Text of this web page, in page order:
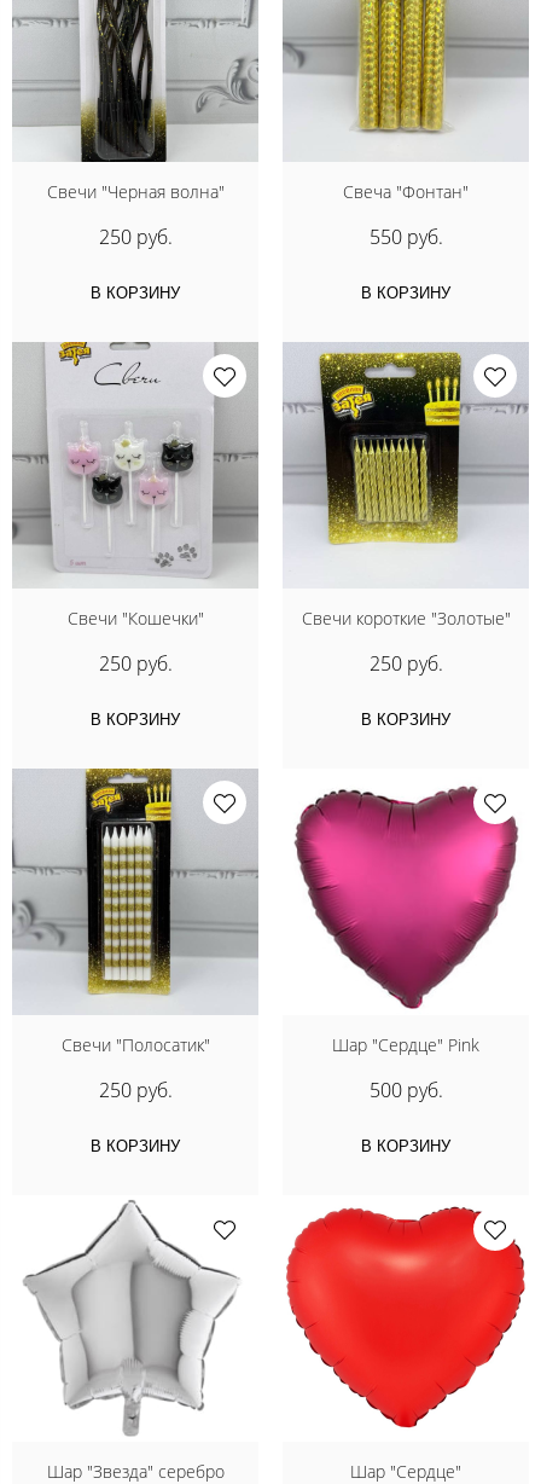
Свечи "Черная волна"
250 руб.
В КОРЗИНУ
Свеча "Фонтан"
550 руб.
В КОРЗИНУ
Свечи "Кошечки"
250 руб.
В КОРЗИНУ
Свечи короткие "Золотые"
250 руб.
В КОРЗИНУ
Свечи "Полосатик"
250 руб.
В КОРЗИНУ
Шар "Сердце" Pink
500 руб.
В КОРЗИНУ
Шар "Звезда" серебро Шар "Сердце"